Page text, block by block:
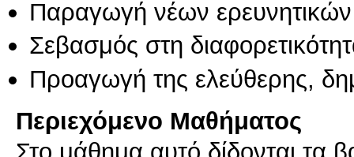
Παραγωγή νέων
Σεβασμός στη
Προαγωγή της ελεύθερης,
Περιεχόμενο Μαθήματος